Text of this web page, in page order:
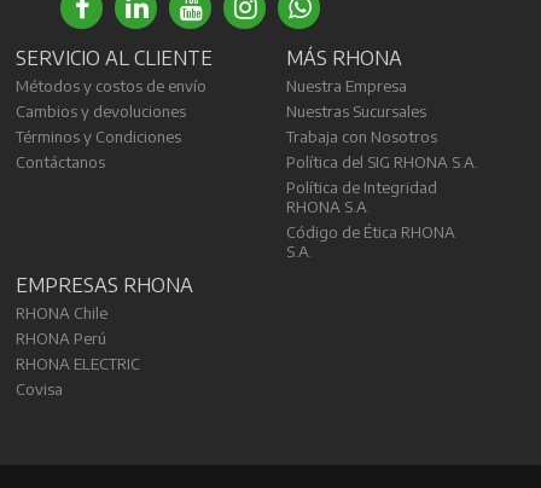
SERVICIO AL CLIENTE
Métodos y costos de envío
Cambios y devoluciones
Términos y Condiciones
Contáctanos
MÁS RHONA
Nuestra Empresa
Nuestras Sucursales
Trabaja con Nosotros
Política del SIG RHONA S.A.
Política de Integridad
RHONA S.A.
Código de Ética RHONA
S.A.
EMPRESAS RHONA
RHONA Chile
RHONA Perú
RHONA ELECTRIC
Covisa